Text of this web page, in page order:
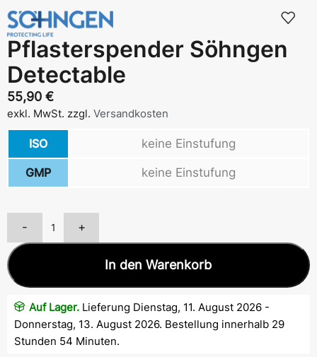
Pflasterspender Söhngen
Detectable
55,90 €
exkl. MwSt. zzgl. Versandkosten
ISO keine Einstufung
GMP keine Einstufung
- +
In den Warenkorb
Auf Lager. Lieferung Dienstag, 11. August 2026 -
Donnerstag, 13. August 2026. Bestellung innerhalb 29
Stunden 54 Minuten.